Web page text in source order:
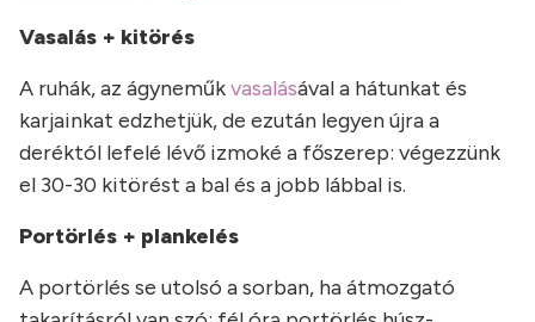
Vasalás + kitörés
A ruhák, az ágyneműkvasalásával a hátunkat és
karjainkat edzhetjük, de ezután legyen újra a
deréktól lefelé lévő izmoké a főszerep: végezzünk
el 30-30 kitörést a bal és a jobb lábbal is.
Portörlés + plankelés
A portörlés se utolsó a sorban, ha átmozgató